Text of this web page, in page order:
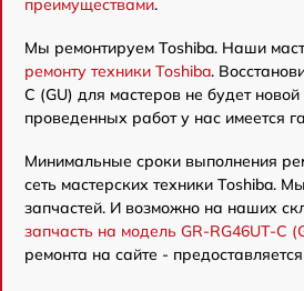
преимуществами.
Мы ремонтируем Toshiba. Наши
ремонту техники Toshiba.
C (GU) для мастеров не будет
проведенных работ у нас имеется
Минимальные сроки выполнения
сеть мастерских техники Toshiba.
запчастей. И возможно на наших
запчасть на модель GR-RG46UT-C
ремонта на сайте -